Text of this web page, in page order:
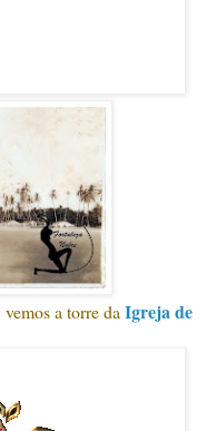
a torre da Igreja de